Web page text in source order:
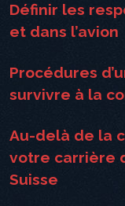
Définir les
et dans l’avion
Procédures
survivre à la
Au-delà de la
votre carrière
Suisse